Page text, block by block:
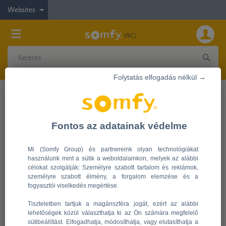
Websites
Eladáshelyi reklámok
Az eladás helyén, azaz a bemutatóteremben elhelyezett
Ide sorolhatjuk a különböző bemutatótermi kellékeket,
amelyek bemutatják egy-egy termék előnyeit.
A bemutatóteremben kiemelt fontosságú az eladásnál, hogy
a vásárló tényleges meg tudja tekinteni a mintadarabokat, ki
A Somfy Kft. olyan eladáshelyi reklámanyagokat tervez,
amelyek kielégítik a viszonteladói hálózat igényeit. Önnek
Fontos az adatainak védelme
Mi (Somfy Group) és partnereink olyan technológiákat
használunk mint a sütik a weboldalainkon, melyek az alábbi
célokat szolgálják: Személyre szabott tartalom és reklámok,
személyre szabott élmény, a forgalom elemzése és a
fogyasztói viselkedés megértése.
Tiszteletben tartjuk a magánszféra jogát, ezért az alábbi
lehetőségek közül választhatja ki az Ön számára megfelelő
sütibeállítást. Elfogadhatja, módosíthatja, vagy elutasíthatja a
Folytatás elfogadás nélkül →